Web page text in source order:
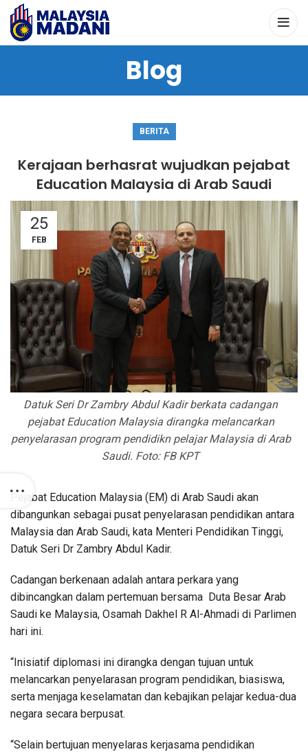
Blog
BERITA
Kerajaan berhasrat wujudkan pejabat
Education Malaysia di Arab Saudi
Datuk Seri Dr Zambry Abdul Kadir berkata cadangan
pejabat Education Malaysia dirangka melancarkan
penyelarasan program pendidikn pelajar Malaysia di Arab
Saudi. Foto: FB KPT
25
FEB
Pejabat Education Malaysia (EM) di Arab Saudi akan
dibangunkan sebagai pusat penyelarasan pendidikan antara
Malaysia dan Arab Saudi, kata Menteri Pendidikan Tinggi,
Datuk Seri Dr Zambry Abdul Kadir.
Cadangan berkenaan adalah antara perkara yang
dibincangkan dalam pertemuan bersama Duta Besar Arab
Saudi ke Malaysia, Osamah Dakhel R Al-Ahmadi di Parlimen
hari ini.
“Inisiatif diplomasi ini dirangka dengan tujuan untuk
melancarkan penyelarasan program pendidikan, biasiswa,
serta menjaga keselamatan dan kebajikan pelajar kedua-dua
negara secara berpusat.
“Selain bertujuan menyelaras kerjasama pendidikan